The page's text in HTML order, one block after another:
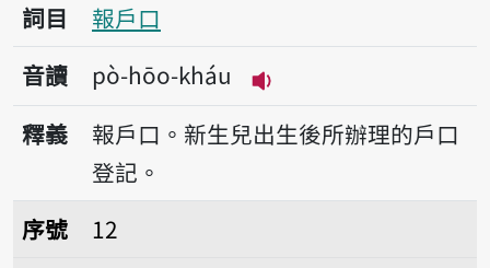
詞目
報戶口
音讀
pò-hōo-kháu
播放音讀pò-hōo-kháu
釋義
報戶口。新生兒出生後所辦理的戶口
登記。
序號12佃戶
序號
12